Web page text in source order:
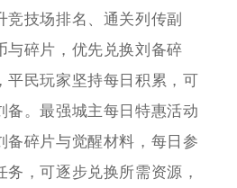
竞技场排名、通关列传副
与碎片，优先兑换刘备碎
平民玩家坚持每日积累，可
备。最强城主每日特惠活动
备碎片与觉醒材料，每日参
，可逐步兑换所需资源，